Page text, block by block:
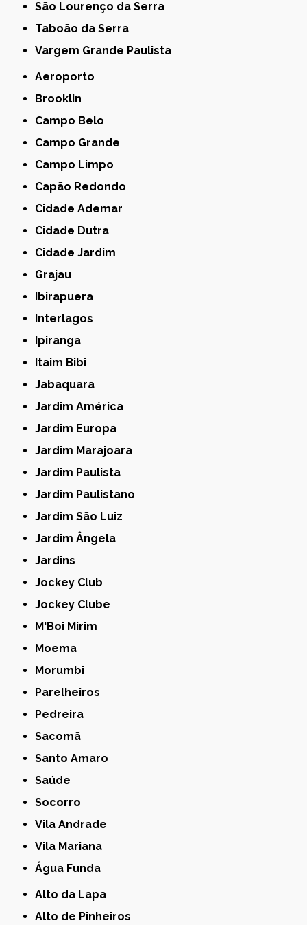
São Lourenço da Serra
Taboão da Serra
Vargem Grande Paulista
Aeroporto
Brooklin
Campo Belo
Campo Grande
Campo Limpo
Capão Redondo
Cidade Ademar
Cidade Dutra
Cidade Jardim
Grajau
Ibirapuera
Interlagos
Ipiranga
Itaim Bibi
Jabaquara
Jardim América
Jardim Europa
Jardim Marajoara
Jardim Paulista
Jardim Paulistano
Jardim São Luiz
Jardim Ângela
Jardins
Jockey Club
Jockey Clube
M'Boi Mirim
Moema
Morumbi
Parelheiros
Pedreira
Sacomã
Santo Amaro
Saúde
Socorro
Vila Andrade
Vila Mariana
Água Funda
Alto da Lapa
Alto de Pinheiros